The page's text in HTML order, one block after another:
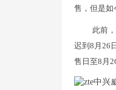
售，但是如
此前
迟到8月26
售日至8月